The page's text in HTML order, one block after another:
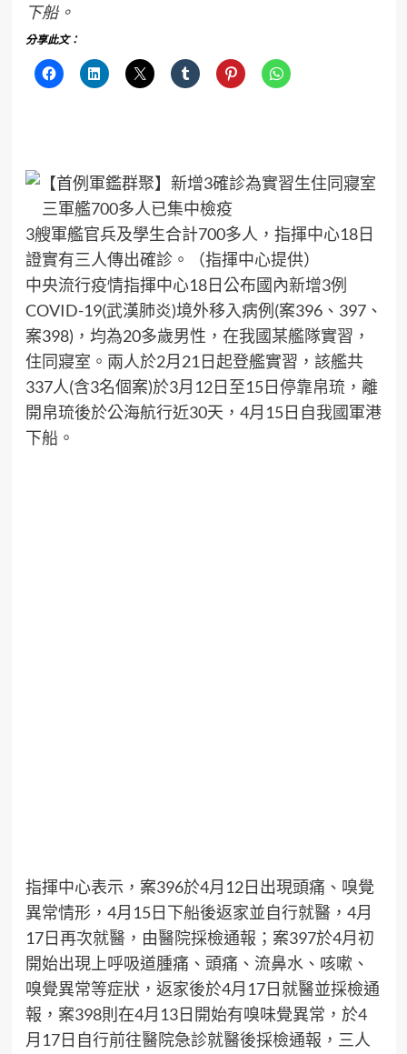
下船。
分享此文：
3艘軍艦官兵及學生合計700多人，指揮中心18日
證實有三人傳出確診。（指揮中心提供）
中央流行疫情指揮中心18日公布國內新增3例
COVID-19(武漢肺炎)境外移入病例(案396、397、
案398)，均為20多歲男性，在我國某艦隊實習，
住同寢室。兩人於2月21日起登艦實習，該艦共
337人(含3名個案)於3月12日至15日停靠帛琉，離
開帛琉後於公海航行近30天，4月15日自我國軍港
下船。
指揮中心表示，案396於4月12日出現頭痛、嗅覺
異常情形，4月15日下船後返家並自行就醫，4月
17日再次就醫，由醫院採檢通報；案397於4月初
開始出現上呼吸道腫痛、頭痛、流鼻水、咳嗽、
嗅覺異常等症狀，返家後於4月17日就醫並採檢通
報，案398則在4月13日開始有嗅味覺異常，於4
月17日自行前往醫院急診就醫後採檢通報，三人